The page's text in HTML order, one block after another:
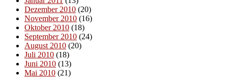
Dezember 2010 (20)
November 2010 (16)
Oktober 2010 (18)
September 2010 (24)
August 2010 (20)
Juli 2010 (18)
Juni 2010 (13)
Mai 2010 (21)